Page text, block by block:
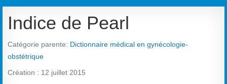
Indice de Pearl
Catégorie parente: Dictionnaire médical en gynécologie-
obstétrique
Création : 12 juillet 2015